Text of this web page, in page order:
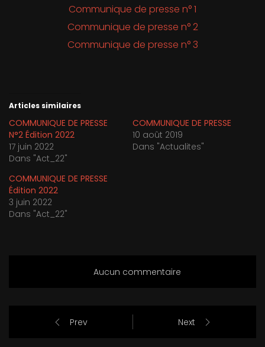
Communique de presse n° 1
Communique de presse n° 2
Communique de presse n° 3
Articles similaires
COMMUNIQUE DE PRESSE
N°2 Édition 2022
17 juin 2022
Dans "Act_22"
COMMUNIQUE DE PRESSE
10 août 2019
Dans "Actualites"
COMMUNIQUE DE PRESSE
Édition 2022
3 juin 2022
Dans "Act_22"
Aucun commentaire
Prev Next